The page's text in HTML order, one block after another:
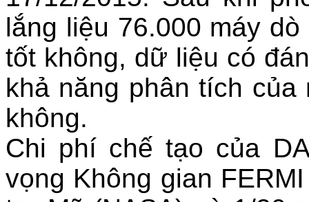
lắng liệu 76.000 máy
tốt không, dữ liệu có
khả năng phân tích
không.
Chi phí chế tạo của
vọng Không gian